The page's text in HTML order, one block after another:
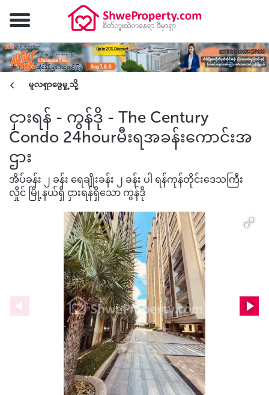
ငှားရန် - ကွန်ဒို - The Century
Condo 24hourမီးရအခန်းကောင်းအ
ဌား
အိပ်ခန်း ၂ ခန်း ရေချိုးခန်း ၂ ခန်း ပါ ရန်ကုန်တိုင်းဒေသကြီး
လှိုင် မြို့နယ်ရှိ ငှားရန်ရှိသော ကွန်ဒို
မူလရှာဖွေမှု့သို့